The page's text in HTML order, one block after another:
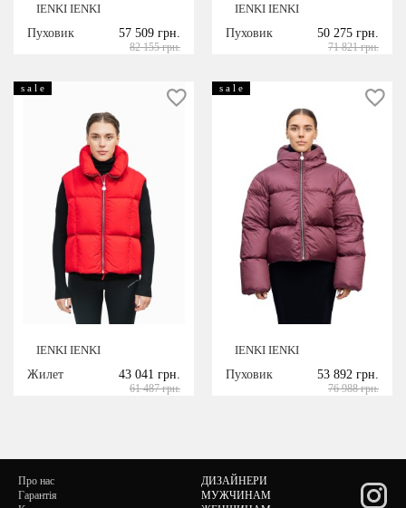
IENKI IENKI
Пуховик
57 509 грн.
82 155 грн.
IENKI IENKI
Пуховик
50 275 грн.
71 821 грн.
s a l e
IENKI IENKI
Жилет
43 041 грн.
61 487 грн.
s a l e
IENKI IENKI
Пуховик
53 892 грн.
76 988 грн.
Про нас
Гарантія
ДИЗАЙНЕРИ
МУЖЧИНАМ